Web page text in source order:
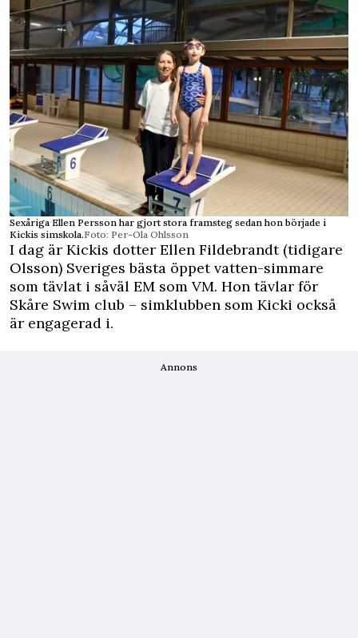
Sexåriga Ellen Persson har gjort stora framsteg sedan hon började i
Kickis simskola.Foto: Per-Ola Ohlsson
I dag är Kickis dotter Ellen Fildebrandt (tidigare
Olsson) Sveriges bästa öppet vatten-simmare
som tävlat i såväl EM som VM. Hon tävlar för
Skåre Swim club – simklubben som Kicki också
är engagerad i.
Annons